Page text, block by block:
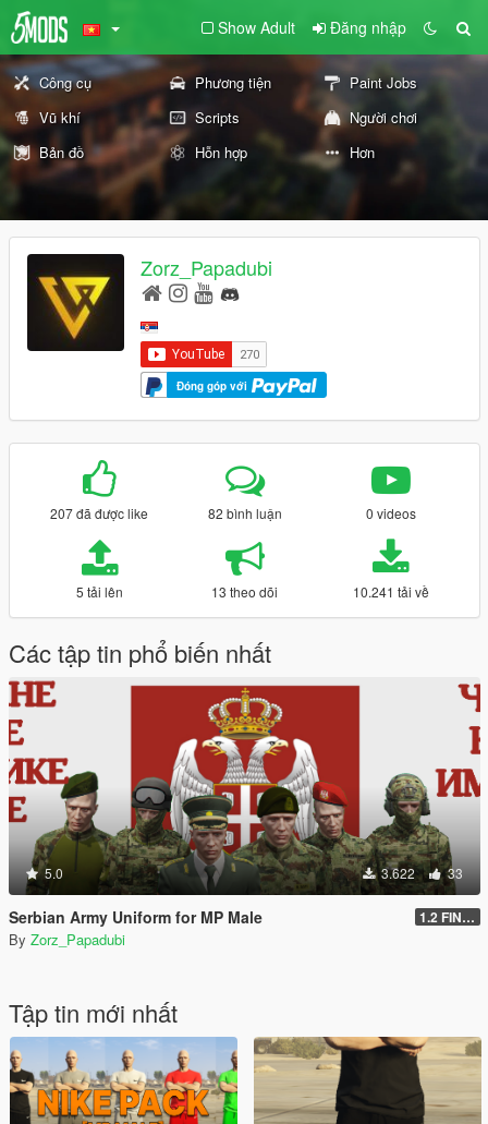
Show Adult Đăng nhập
Công cụ Phương tiện
Paint Jobs
Vũ khí
Scripts
Người chơi
Bản đồ
Hỗn hợp Hơn
Zorz_Papadubi
Đóng góp với
207 đã được like 82 bình luận 0 videos
5 tải lên 13 theo dõi 10.241 tải về
Các tập tin phổ biến nhất
5.0 3.622 33
Serbian Army Uniform for MP Male 1.2 FINAL
By Zorz_Papadubi
Tập tin mới nhất